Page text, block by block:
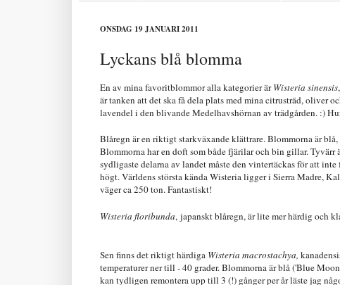
ONSDAG 19 JANUARI 2011
Lyckans blå blomma
En av mina favoritblommor alla kategorier ärWisteria sinensis
är tanken att det ska få dela plats med mina citrusträd, oliver
lavendel i den blivande Medelhavshörnan av trädgården. :)
Blåregn är en riktigt starkväxande klättrare. Blommorna är
Blommorna har en doft som både fjärilar och bin gillar.
sydligaste delarna av landet måste den vintertäckas för att
högt. Världens största kända Wisteria ligger i Sierra Madre,
väger ca 250 ton. Fantastiskt!
Wisteria floribunda, japanskt blåregn, är lite mer härdig och
Sen finns det riktigt härdiga Wisteria macrostachya,
temperaturer ner till - 40 grader. Blommorna är blå ('Blue
kan tydligen remontera upp till 3 (!) gånger per år läste jag